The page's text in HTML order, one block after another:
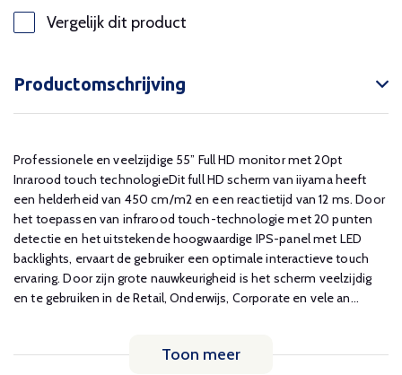
Vergelijk dit product
Productomschrijving
Professionele en veelzijdige 55” Full HD monitor met 20pt
Inrarood touch technologieDit full HD scherm van iiyama heeft
een helderheid van 450 cm/m2 en een reactietijd van 12 ms. Door
het toepassen van infrarood touch-technologie met 20 punten
detectie en het uitstekende hoogwaardige IPS-panel met LED
backlights, ervaart de gebruiker een optimale interactieve touch
ervaring. Door zijn grote nauwkeurigheid is het scherm veelzijdig
en te gebruiken in de Retail, Onderwijs, Corporate en vele an...
Toon meer